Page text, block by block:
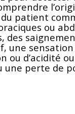
patient
ou
des
une sensation
ou d’acidité
une perte de